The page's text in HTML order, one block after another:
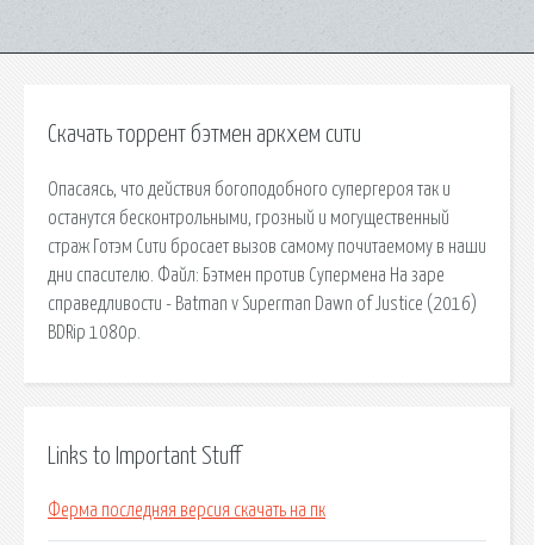
Скачать торрент бэтмен аркхем сити
Опасаясь, что действия богоподобного супергероя так и
останутся бесконтрольными, грозный и могущественный
страж Готэм Сити бросает вызов самому почитаемому в наши
дни спасителю. Файл: Бэтмен против Супермена На заре
справедливости - Batman v Superman Dawn of Justice (2016)
BDRip 1080p.
Links to Important Stuff
Ферма последняя версия скачать на пк